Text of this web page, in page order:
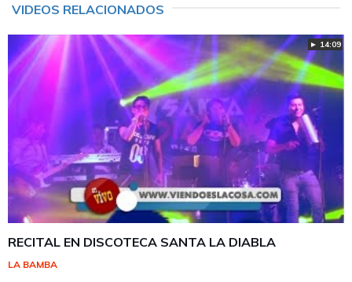
VIDEOS RELACIONADOS
► 14:09
RECITAL EN DISCOTECA SANTA LA DIABLA
LA BAMBA